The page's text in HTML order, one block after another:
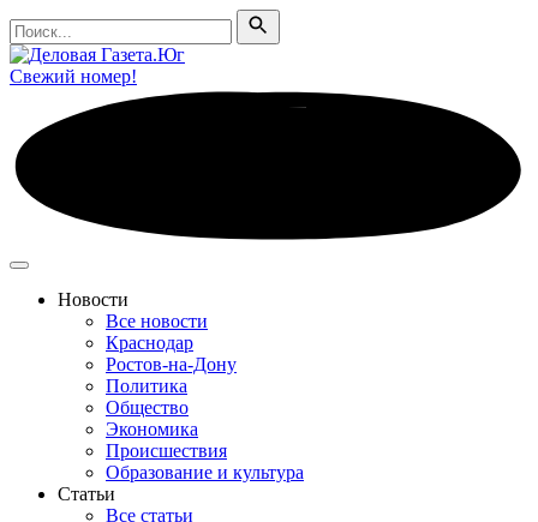
Поиск
Поиск
Свежий номер!
Новости
Все новости
Краснодар
Ростов-на-Дону
Политика
Общество
Экономика
Происшествия
Образование и культура
Статьи
Все статьи